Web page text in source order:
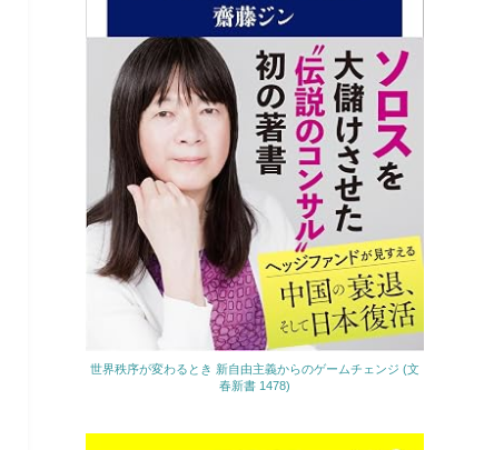
世界秩序が変わるとき 新自由主義からのゲームチェンジ (文
春新書 1478)